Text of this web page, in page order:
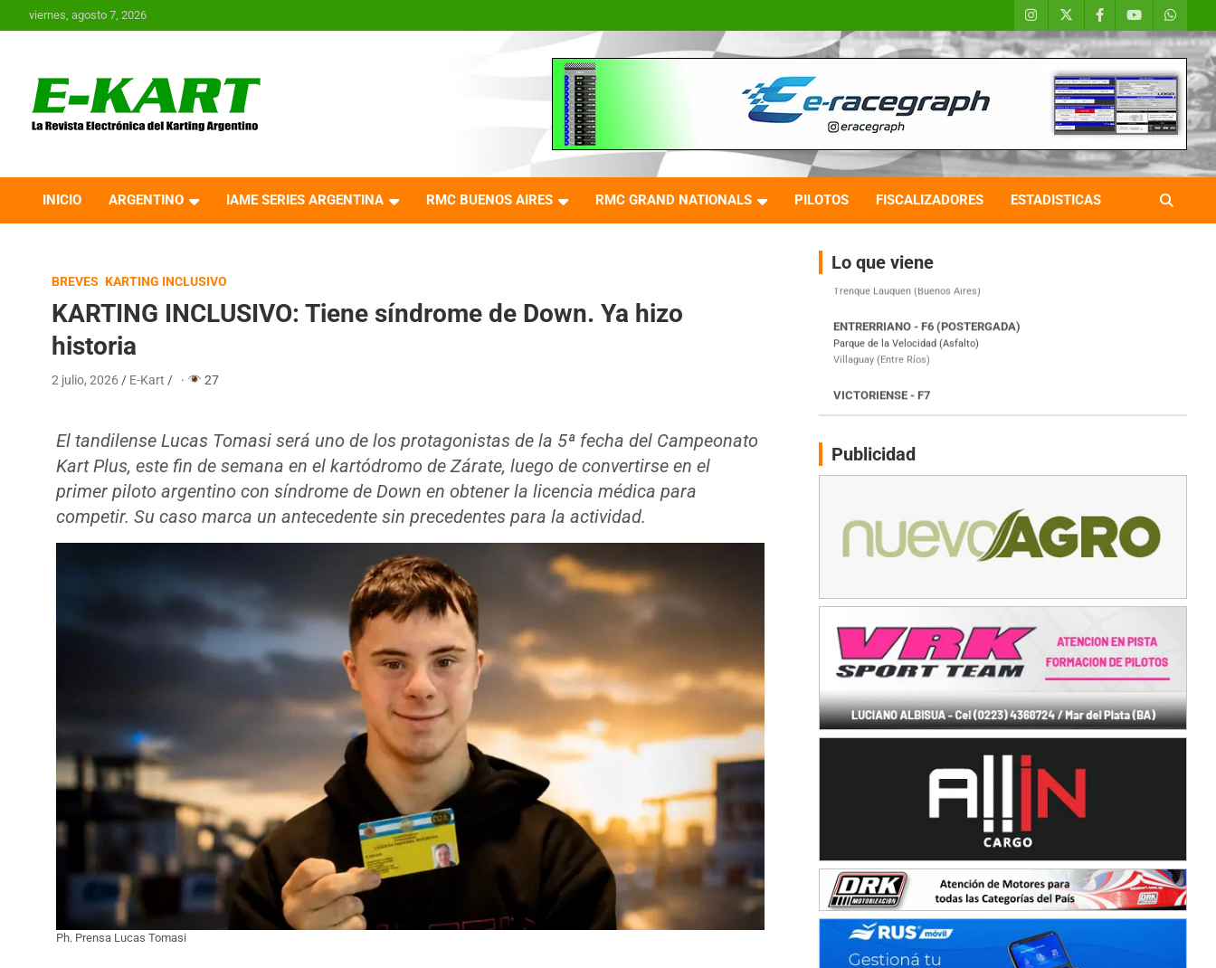
al
viernes, agosto 7, 2026
Revista Electrónica del
INICIO ARGENTINO IAME SERIES ARGENTINA RMC BUENOS AIRES RMC GRAND NATIONALS PILOTOS FISCALIZADORES ESTADISTICAS
BREVES KARTING INCLUSIVO
KARTING INCLUSIVO: Tiene síndrome de Down. Ya hizo
historia
2 julio, 2026 E-Kart · 27
El tandilense Lucas Tomasi será uno de los protagonistas de la 5ª fecha del Campeonato
Kart Plus, este fin de semana en el kartódromo de Zárate, luego de convertirse en el
primer piloto argentino con síndrome de Down en obtener la licencia médica para
competir. Su caso marca un antecedente sin precedentes para la actividad.
Ph. Prensa Lucas Tomasi
Lo que viene
COBERTURA ESPECIAL DE E-KART.COM.AR
08/09-AGO
IAME SERIES ARGENTINA 6
Ramiro Tot (Asfalto)
Baradero (Buenos Aires)
KDO - F6
Ciudad de Trenque Lauquen (Asfalto)
ENTRERRIANO - F6 (POSTERGADA)
Parque de la Velocidad (Asfalto)
VICTORIENSE - F7
El Cerro (Tierra)
PATAGONICO - F6
Gral. E. Godoy (Río Negro)
CSK - F7
NORESTE SANTAFESINO - F6
José Samuel Sánchez (Tierra)
Rufino (Santa Fe)
Juan Navarro (Asfalto)
El Timbó (Tucumán)
COBERTURA ESPECIAL DE E-KART.COM.AR
KDO - F6
Ciudad de Trenque Lauquen (Asfalto)
Trenque Lauquen (Buenos Aires)
ENTRERRIANO - F6 (POSTERGADA)
Parque de la Velocidad (Asfalto)
Publicidad